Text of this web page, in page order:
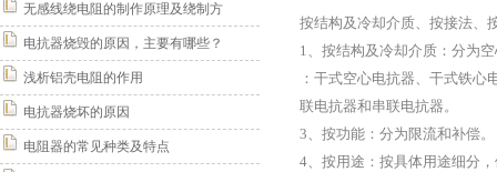
无感线绕电阻的制作原理及绕制方
电抗器烧毁的原因，主要有哪些？
浅析铝壳电阻的作用
电抗器烧坏的原因
电阻器的常见种类及特点
按结构及冷却介质、按接法、
1、按结构及冷却介质：分为
：干式空心电抗器、干式铁
联电抗器和串联电抗器。
3、按功能：分为限流和补偿。
4、按用途：按具体用途细分